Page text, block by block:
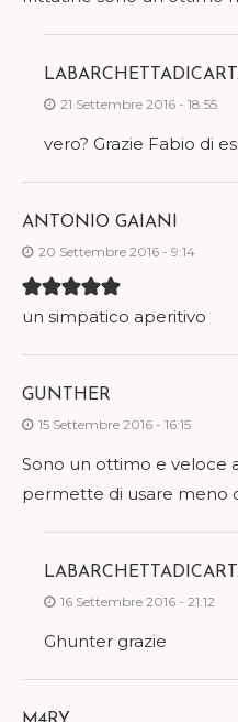
21 Settembre 2016 - 18:55
vero? Grazie Fabio di
ANTONIO GAIANI
20 Settembre 2016 - 9:14
un simpatico aperitivo
GUNTHER
15 Settembre 2016 - 16:15
Sono un ottimo e veloce
permette di usare meno
16 Settembre 2016 - 21:12
Ghunter grazie